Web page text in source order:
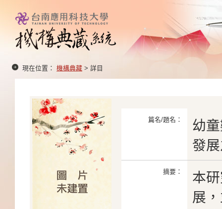
現在位置： 機構典藏 > 詳目
篇名/題名：
幼
發
摘要：
本
展